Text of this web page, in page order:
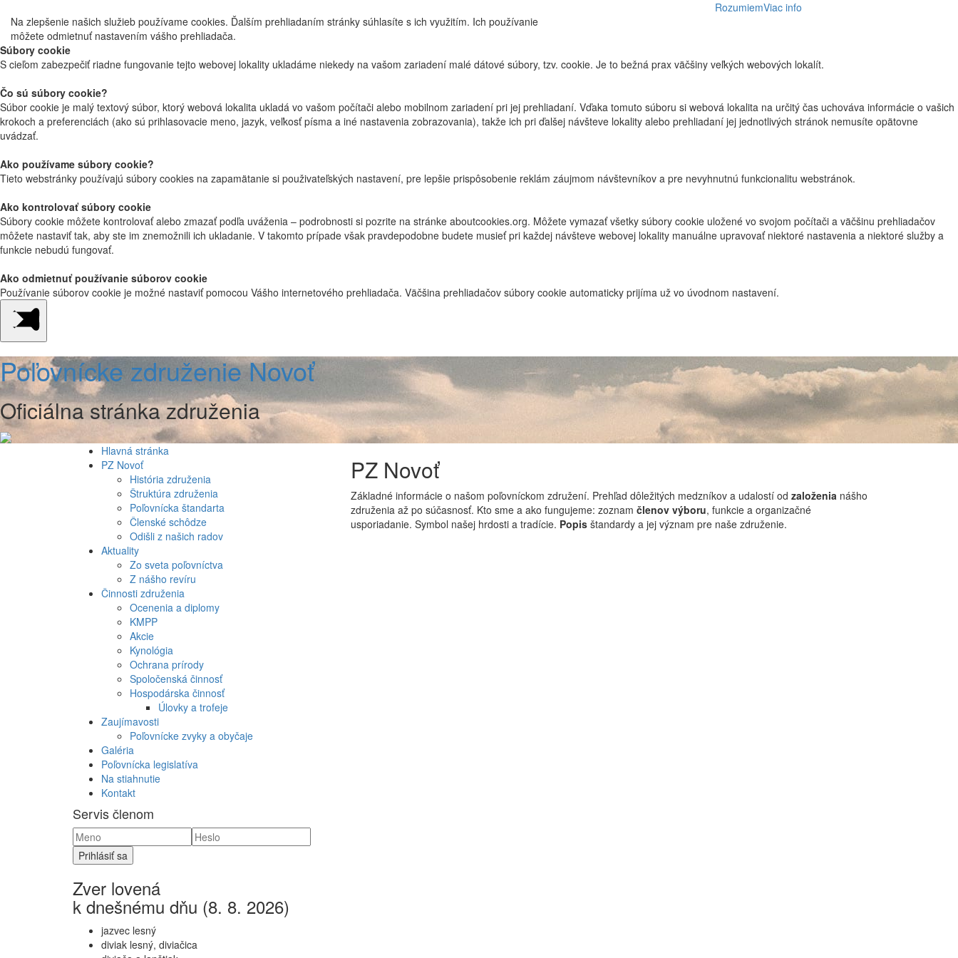
Na zlepšenie našich služieb používame cookies. Ďalším prehliadaním stránky súhlasíte s ich využitím. Ich používanie
môžete odmietnuť nastavením vášho prehliadača.
RozumiemViac info
Súbory cookie
S cieľom zabezpečiť riadne fungovanie tejto webovej lokality ukladáme niekedy na vašom zariadení malé dátové súbory, tzv. cookie. Je to bežná prax väčšiny veľkých webových lokalít.
Čo sú súbory cookie?
Súbor cookie je malý textový súbor, ktorý webová lokalita ukladá vo vašom počítači alebo mobilnom zariadení pri jej prehliadaní. Vďaka tomuto súboru si webová lokalita na určitý čas uchováva informácie o vašich
krokoch a preferenciách (ako sú prihlasovacie meno, jazyk, veľkosť písma a iné nastavenia zobrazovania), takže ich pri ďalšej návšteve lokality alebo prehliadaní jej jednotlivých stránok nemusíte opätovne
uvádzať.
Ako používame súbory cookie?
Tieto webstránky používajú súbory cookies na zapamätanie si použivateľských nastavení, pre lepšie prispôsobenie reklám záujmom návštevníkov a pre nevyhnutnú funkcionalitu webstránok.
Ako kontrolovať súbory cookie
Súbory cookie môžete kontrolovať alebo zmazať podľa uváženia – podrobnosti si pozrite na stránke aboutcookies.org. Môžete vymazať všetky súbory cookie uložené vo svojom počítači a väčšinu prehliadačov
môžete nastaviť tak, aby ste im znemožnili ich ukladanie. V takomto prípade však pravdepodobne budete musieť pri každej návšteve webovej lokality manuálne upravovať niektoré nastavenia a niektoré služby a
funkcie nebudú fungovať.
Ako odmietnuť používanie súborov cookie
Používanie súborov cookie je možné nastaviť pomocou Vášho internetového prehliadača. Väčšina prehliadačov súbory cookie automaticky prijíma už vo úvodnom nastavení.
Poľovnícke združenie Novoť
Oficiálna stránka združenia
Hlavná stránka
PZ Novoť
História združenia
Štruktúra združenia
Poľovnícka štandarta
Členské schôdze
Odišli z našich radov
Aktuality
Zo sveta poľovníctva
Z nášho revíru
Činnosti združenia
Ocenenia a diplomy
KMPP
Akcie
Kynológia
Ochrana prírody
Spoločenská činnosť
Hospodárska činnosť
Úlovky a trofeje
Zaujímavosti
Poľovnícke zvyky a obyčaje
Galéria
Poľovnícka legislatíva
Na stiahnutie
Kontakt
Servis členom
Zver lovená
k dnešnému dňu (8. 8. 2026)
jazvec lesný
diviak lesný, diviačica
PZ Novoť
Základné informácie o našom poľovníckom združení. Prehľad dôležitých medzníkov a udalostí od založenia nášho
združenia až po súčasnosť. Kto sme a ako fungujeme: zoznam členov výboru, funkcie a organizačné
usporiadanie. Symbol našej hrdosti a tradície. Popis štandardy a jej význam pre naše združenie.